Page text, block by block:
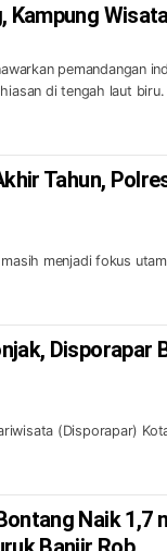
Kampung
pemandangan
di tengah laut
Tahun,
menjadi fokus
Disporapar
(Disporapar)
Naik 1,7